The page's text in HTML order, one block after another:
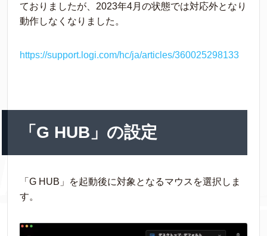
ておりましたが、2023年4月の状態では対応外となり
動作しなくなりました。
https://support.logi.com/hc/ja/articles/360025298133
「G HUB」の設定
「G HUB」を起動後に対象となるマウスを選択しま
す。